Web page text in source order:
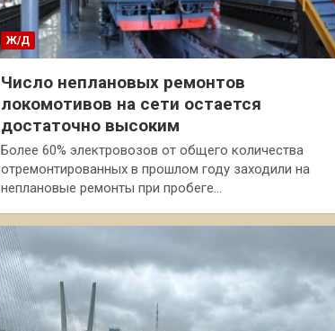
Ж/Д
Число неплановых ремонтов
локомотивов на сети остается
достаточно высоким
Более 60% электровозов от общего количества
отремонтированных в прошлом году заходили на
неплановые ремонты при пробеге…